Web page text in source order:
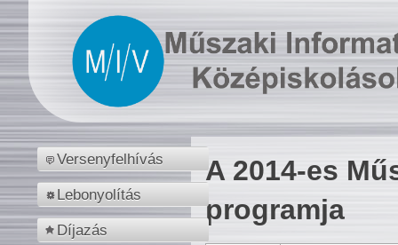
Versenyfelhívás
Lebonyolítás
Díjazás
A 2014-es
programja